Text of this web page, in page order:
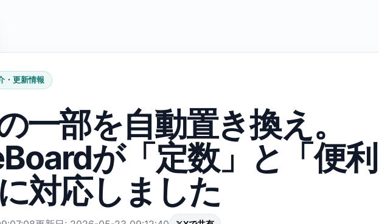
・更新情報
一部を自動置き換え。
が「定数」と「便利
対応しました